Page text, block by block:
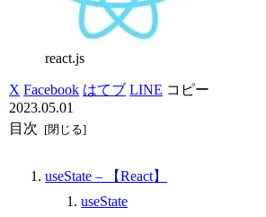
react.js
X Facebook はてブ LINE コピー
2023.05.01
目次
useState – 【React】
useState